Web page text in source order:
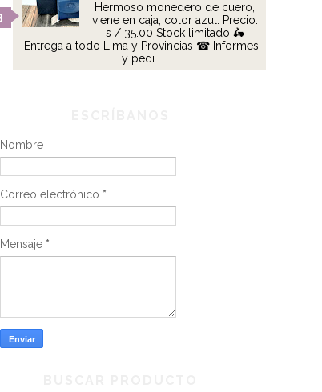
Hermoso monedero de cuero,
viene en caja, color azul. Precio:
s / 35.00 Stock limitado 🛵
Entrega a todo Lima y Provincias ☎ Informes
y pedi...
Nombre
Correo electrónico *
Mensaje *